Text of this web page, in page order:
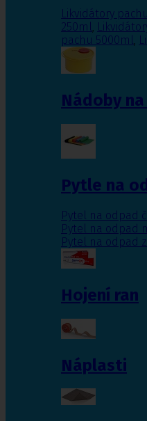
Likvidátory
250ml,
pachu 5000ml,
Nádoby
Pytle na
Pytel na odpad
Pytel na odpad
Pytel na odpad
Hojení ran
Náplasti